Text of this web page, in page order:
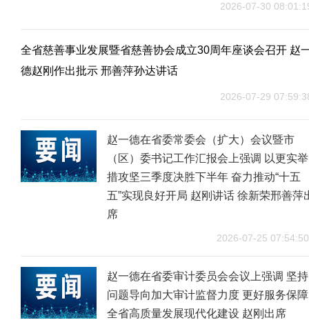
2026-07-30
全省慈善事业发展暨省慈善协会成立30周年座谈会召开 赵
德赵刚作出批示 邢善萍孙达讲话
2026-07-29
赵一德在省委常委会（扩大）会议暨市
（区）委书记工作汇报会上强调 以更实举
措攻坚三季度决胜下半年 奋力推动“十五
五”实现良好开局 赵刚讲话 徐新荣邢善萍
席
2026-07-25 07:54:50
赵一德在省委审计委员会会议上强调 坚持
问题导向加大审计监督力度 更好服务保障
全省高质量发展现代化建设 赵刚出席